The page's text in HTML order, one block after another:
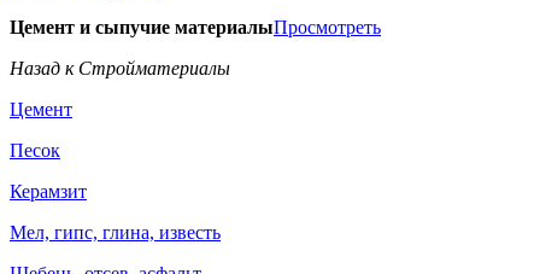
Цемент и сыпучие материалыПросмотреть
Назад к Стройматериалы
Цемент
Песок
Керамзит
Мел, гипс, глина, известь